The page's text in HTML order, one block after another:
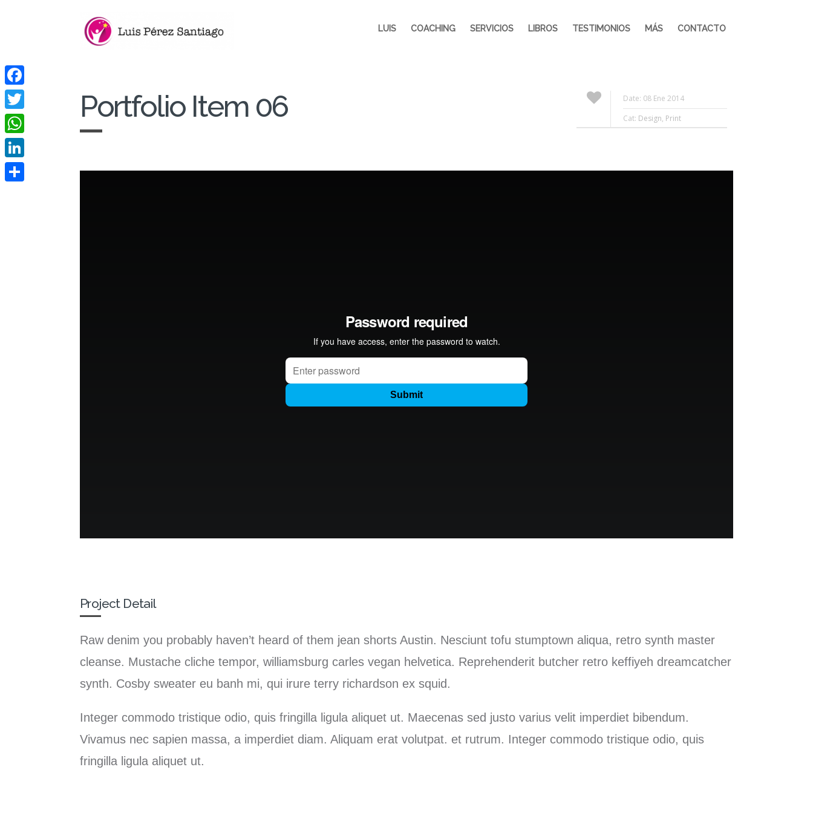
LUIS COACHING SERVICIOS LIBROS TESTIMONIOS MÁS CONTACTO
Portfolio Item 06
Date: 08 Ene 2014
Cat: Design, Print
Project Detail
Raw denim you probably haven’t heard of them jean shorts Austin. Nesciunt tofu stumptown aliqua, retro synth master
cleanse. Mustache cliche tempor, williamsburg carles vegan helvetica. Reprehenderit butcher retro keffiyeh dreamcatcher
synth. Cosby sweater eu banh mi, qui irure terry richardson ex squid.
Integer commodo tristique odio, quis fringilla ligula aliquet ut. Maecenas sed justo varius velit imperdiet bibendum.
Vivamus nec sapien massa, a imperdiet diam. Aliquam erat volutpat. et rutrum. Integer commodo tristique odio, quis
fringilla ligula aliquet ut.
Facebook
Twitter
WhatsApp
LinkedIn